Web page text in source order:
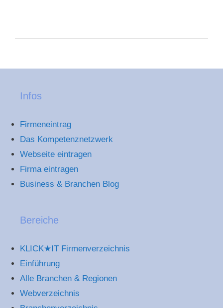
Infos
Firmeneintrag
Das Kompetenznetzwerk
Webseite eintragen
Firma eintragen
Business & Branchen Blog
Bereiche
KLICK★IT Firmenverzeichnis
Einführung
Alle Branchen & Regionen
Webverzeichnis